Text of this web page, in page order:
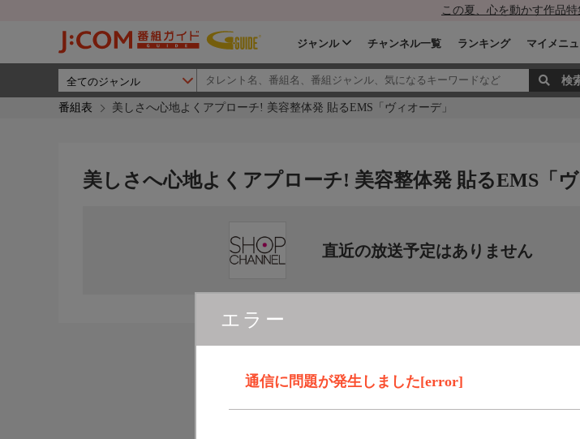
この夏、心を動かす作品
ジャンル チャンネル一覧 ランキング マイメニ
番組表 美しさへ心地よくアプローチ! 美容整体発 貼るEMS「ヴィオーデ」
エラー
通信に問題が発生しました[error]
美しさへ心地よくアプローチ! 美容整体発 貼るEMS「ヴ
直近の放送予定はありません